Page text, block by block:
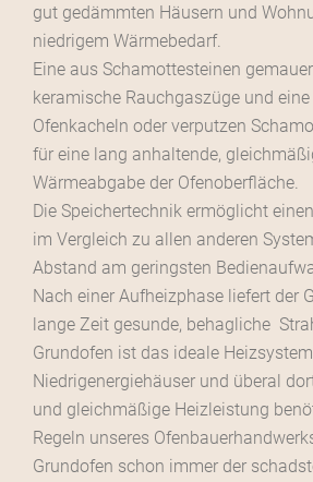
gut gedämmten Häusern und
niedrigem Wärmebedarf.
Eine aus Schamottesteinen
keramische Rauchgaszüge und
Ofenkacheln oder verputzen
für eine lang anhaltende,
Wärmeabgabe der Ofenoberfläche.
Die Speichertechnik ermöglicht
im Vergleich zu allen anderen
Abstand am geringsten
Nach einer Aufheizphase liefert der
lange Zeit gesunde, behagliche
Grundofen ist das ideale
Niedrigenergiehäuser und überal
und gleichmäßige Heizleistung
Regeln unseres
Grundofen schon immer der